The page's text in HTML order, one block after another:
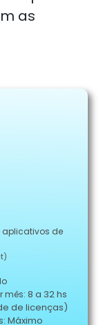
as
aplicativos de
mês: 8 a 32 hs
de licenças)
Máximo